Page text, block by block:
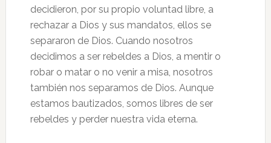
decidieron, por su propio voluntad libre, a
rechazar a Dios y sus mandatos, ellos se
separaron de Dios. Cuando nosotros
decidimos a ser rebeldes a Dios, a mentir o
robar o matar o no venir a misa, nosotros
también nos separamos de Dios. Aunque
estamos bautizados, somos libres de ser
rebeldes y perder nuestra vida eterna.